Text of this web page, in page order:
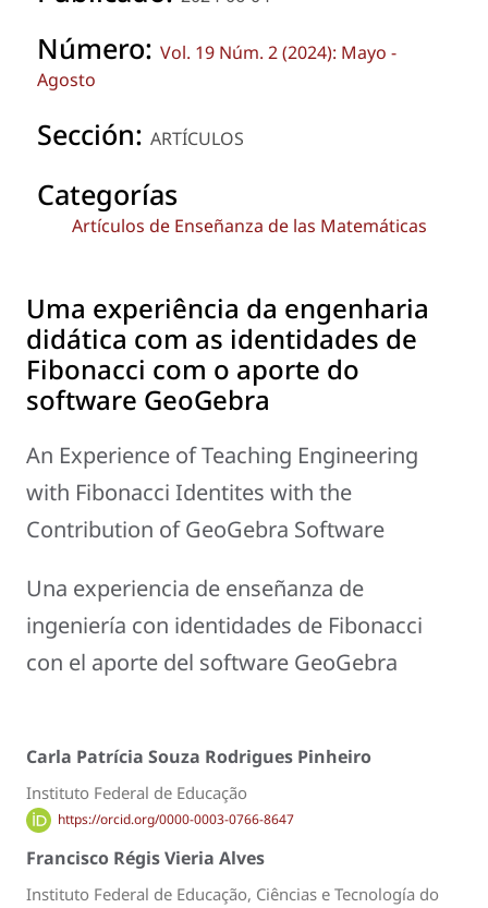
Número: Vol. 19 Núm. 2 (2024): Mayo -
Agosto
Sección: ARTÍCULOS
Categorías
Artículos de Enseñanza de las Matemáticas
Uma experiência da engenharia
didática com as identidades de
Fibonacci com o aporte do
software GeoGebra
An Experience of Teaching Engineering
with Fibonacci Identites with the
Contribution of GeoGebra Software
Una experiencia de enseñanza de
ingeniería con identidades de Fibonacci
con el aporte del software GeoGebra
Carla Patrícia Souza Rodrigues Pinheiro
Instituto Federal de Educação
https://orcid.org/0000-0003-0766-8647
Francisco Régis Vieria Alves
Instituto Federal de Educação, Ciências e Tecnología do